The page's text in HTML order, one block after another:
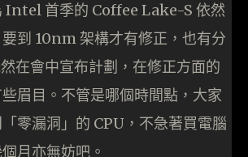
Intel 首季的 Coffee Lake-S 依然
到 10nm 架構才有修正，也有分
在會中宣布計劃，在修正方面的
眉目。不管是哪個時間點，大家
零漏洞」的 CPU，不急著買電腦
月亦無妨吧。